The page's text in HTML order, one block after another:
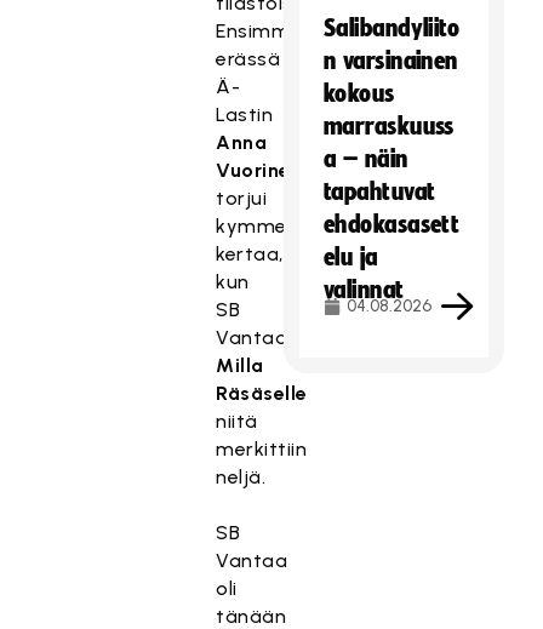
Ensimmäisessä
erässä
Ä-
Lastin
Anna
Vuorinen
torjui
kymmenen
kertaa,
kun
SB
Vantaan
Milla
Räsäselle
niitä
merkittiin
neljä.
SB
Vantaa
oli
tänään
Salibandyliito
n varsinainen
kokous
marraskuuss
a – näin
tapahtuvat
ehdokasasett
elu ja
valinnat
04.08.2026